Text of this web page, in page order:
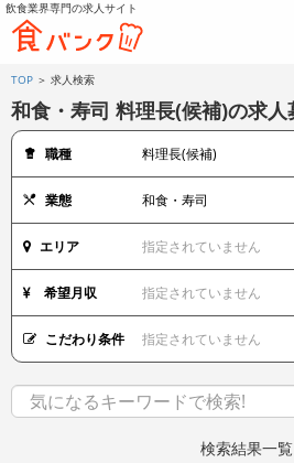
飲食業界専門の求人サイト
TOP ＞ 求人検索
和食・寿司 料理長(候補)の求
職種 料理長(候補)
業態 和食・寿司
エリア 指定されていません
希望月収 指定されていません
こだわり条件 指定されていません
検索結果一覧